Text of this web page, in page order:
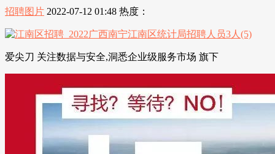
招聘图片 2022-07-12 01:48 热度：
爱尖刀 关注数据与安全,洞悉企业级服务市场 旗下